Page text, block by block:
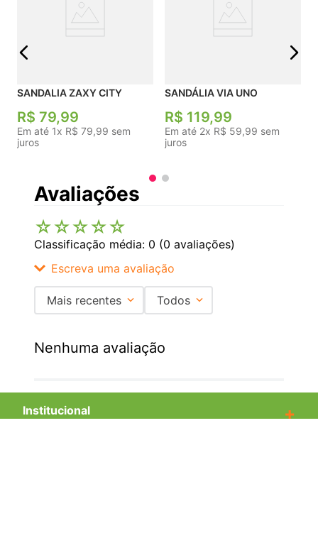
SANDALIA ZAXY CITY
R$ 79,99
Em até 1x R$ 79,99 sem
juros
SANDÁLIA VIA UNO
R$ 119,99
Em até 2x R$ 59,99 sem
juros
Avaliações
☆☆☆☆☆
Classificação média: 0 (0 avaliações)
Escreva uma avaliação
Título
Avalie o produto de 1 a 5 estrelas
Mais recentes Todos
Nenhuma avaliação
Institucional +